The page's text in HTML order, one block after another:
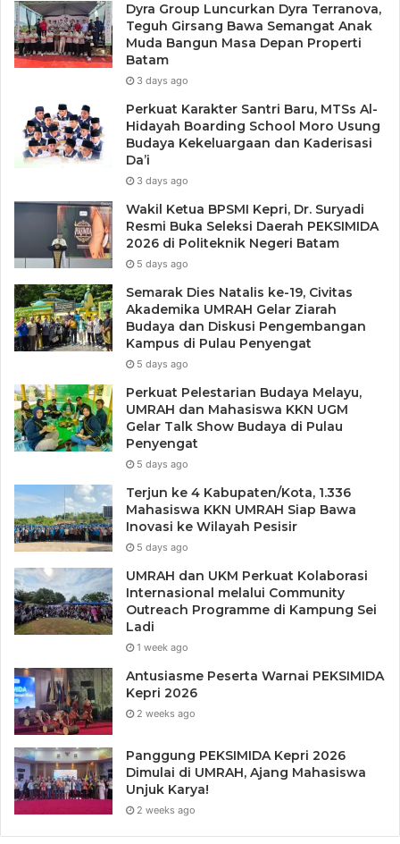
Dyra Group Luncurkan Dyra Terranova,
Teguh Girsang Bawa Semangat Anak
Muda Bangun Masa Depan Properti
Batam
3 days ago
Perkuat Karakter Santri Baru, MTSs Al-
Hidayah Boarding School Moro Usung
Budaya Kekeluargaan dan Kaderisasi
Da’i
3 days ago
Wakil Ketua BPSMI Kepri, Dr. Suryadi
Resmi Buka Seleksi Daerah PEKSIMIDA
2026 di Politeknik Negeri Batam
5 days ago
Semarak Dies Natalis ke-19, Civitas
Akademika UMRAH Gelar Ziarah
Budaya dan Diskusi Pengembangan
Kampus di Pulau Penyengat
5 days ago
Perkuat Pelestarian Budaya Melayu,
UMRAH dan Mahasiswa KKN UGM
Gelar Talk Show Budaya di Pulau
Penyengat
5 days ago
Terjun ke 4 Kabupaten/Kota, 1.336
Mahasiswa KKN UMRAH Siap Bawa
Inovasi ke Wilayah Pesisir
5 days ago
UMRAH dan UKM Perkuat Kolaborasi
Internasional melalui Community
Outreach Programme di Kampung Sei
Ladi
1 week ago
Antusiasme Peserta Warnai PEKSIMIDA
Kepri 2026
2 weeks ago
Panggung PEKSIMIDA Kepri 2026
Dimulai di UMRAH, Ajang Mahasiswa
Unjuk Karya!
2 weeks ago